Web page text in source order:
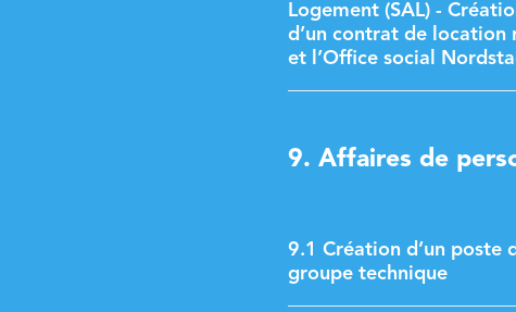
Logement (SAL) -
d’un contrat de location
et l’Office social
9. Affaires de
9.1 Création d’un poste
groupe technique